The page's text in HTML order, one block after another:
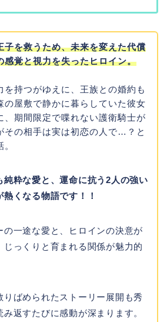
子を救うため、未来を変えた代償
感覚と視力を失ったヒロイン。
を持つがゆえに、王族との婚約も
の屋敷で静かに暮らしていた彼女
、期間限定で喋れない護衛騎士が
その相手は実は初恋の人で…？と
純粋な愛と、運命に抗う2人の強い
熱くなる物語です！！
の一途な愛と、ヒロインの決意が
じっくりと育まれる関係が魅力的
りばめられたストーリー展開も秀
み返すたびに感動が深まります。